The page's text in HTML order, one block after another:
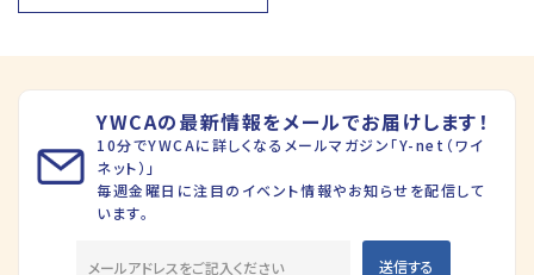
YWCAの最新情報をメールでお届けします！
10分でYWCAに詳しくなるメールマガジン「Y-net（ワイ
ネット）」
毎週金曜日に注目のイベント情報やお知らせを配信して
います。